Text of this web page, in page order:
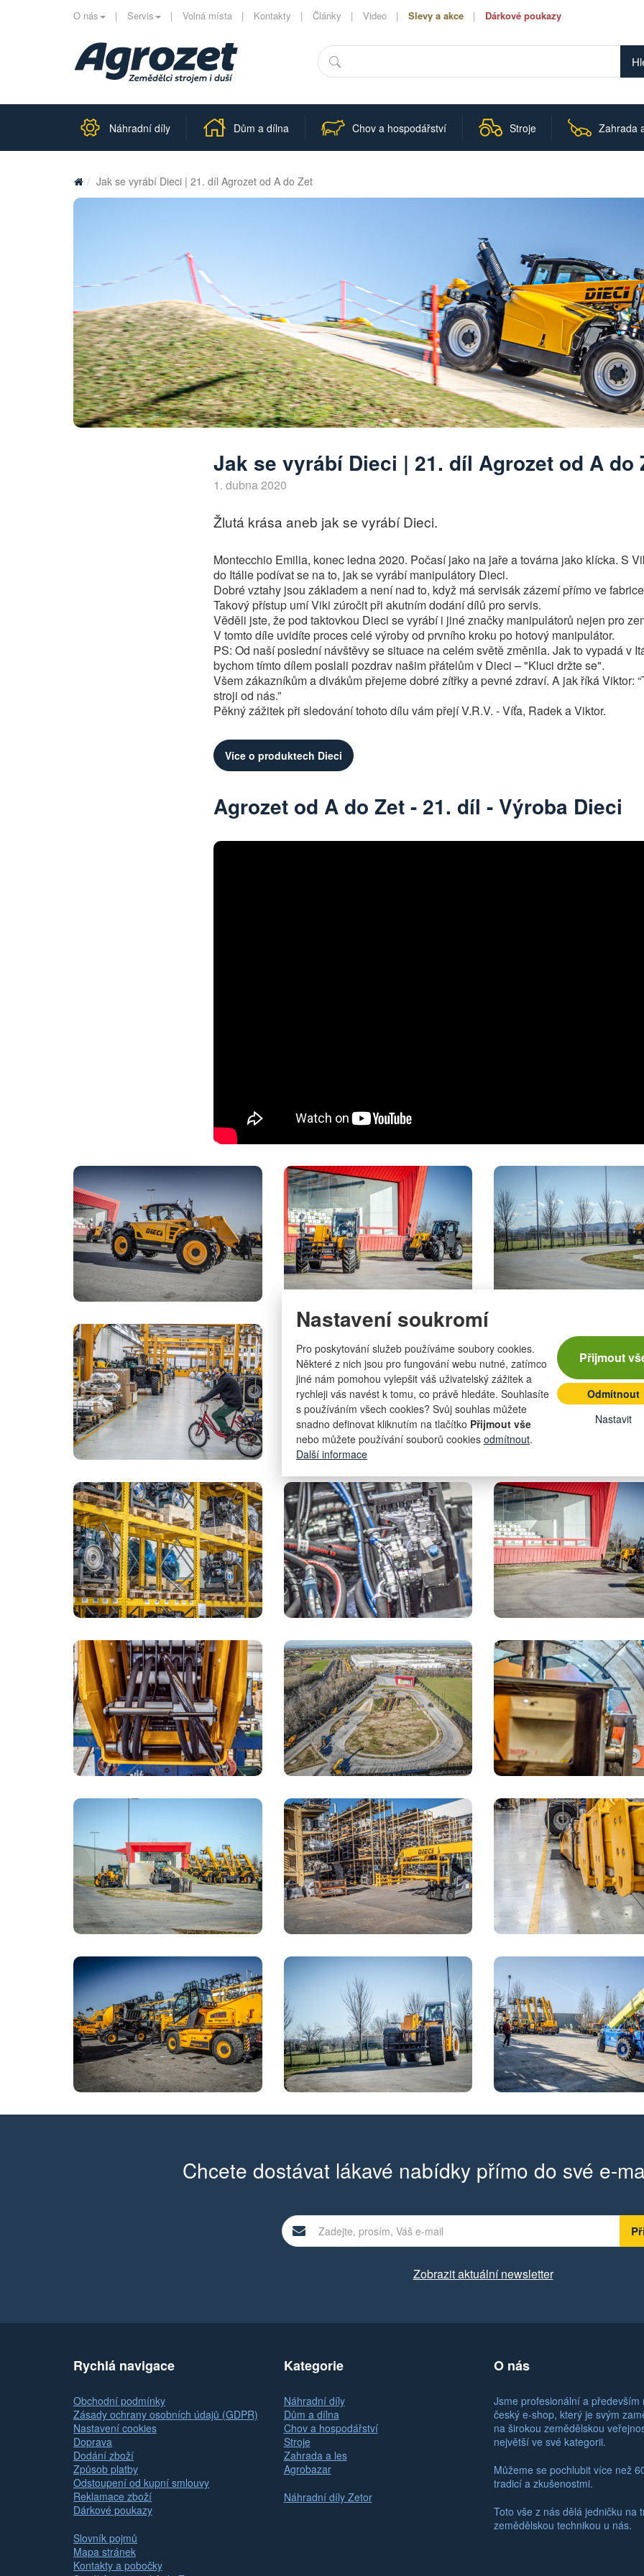
Nastavení soukromí
Pro poskytování služeb používáme soubory cookies.
Některé z nich jsou pro fungování webu nutné, zatímco
jiné nám pomohou vylepšit váš uživatelský zážitek a
rychleji vás navést k tomu, co právě hledáte. Souhlasíte
s používáním všech cookies? Svůj souhlas můžete
snadno definovat kliknutím na tlačítko Přijmout vše
nebo můžete používání souborů cookies odmítnout.
Další informace
Přijmout
Odmítnout
Nastavit
O nás Servis Volná místa Kontakty Články Video Slevy a akce Dárkové poukazy
Hledat
Náhradní díly Dům a dílna Chov a hospodářství Stroje Zahrada
Jak se vyrábí Dieci | 21. díl Agrozet od A do Zet
Jak se vyrábí Dieci | 21. díl Agrozet od A do
1. dubna 2020
Žlutá krása aneb jak se vyrábí Dieci.
Montecchio Emilia, konec ledna 2020. Počasí jako na jaře a továrna jako klícka. S
do Itálie podívat se na to, jak se vyrábí manipulátory Dieci.
Dobré vztahy jsou základem a není nad to, když má servisák zázemí přímo ve
Takový přístup umí Viki zúročit při akutním dodání dílů pro servis.
Věděli jste, že pod taktovkou Dieci se vyrábí i jiné značky manipulátorů nejen pro
V tomto díle uvidíte proces celé výroby od prvního kroku po hotový manipulátor.
PS: Od naší poslední návštěvy se situace na celém světě změnila. Jak to vypadá v
bychom tímto dílem poslali pozdrav našim přátelům v Dieci – "Kluci držte se".
Všem zákazníkům a divákům přejeme dobré zítřky a pevné zdraví. A jak říká Viktor:
stroji od nás.”
Pěkný zážitek při sledování tohoto dílu vám přejí V.R.V. - Víťa, Radek a Viktor.
Více o produktech Dieci
Agrozet od A do Zet - 21. díl - Výroba Dieci
Chcete dostávat lákavé nabídky přímo do své e-
Zobrazit aktuální newsletter
Rychlá navigace
Obchodní podmínky
Zásady ochrany osobních údajů (GDPR)
Nastavení cookies
Doprava
Dodání zboží
Způsob platby
Odstoupení od kupní smlouvy
Reklamace zboží
Dárkové poukazy
Slovník pojmů
Mapa stránek
Kontakty a pobočky
Kategorie
Náhradní díly
Dům a dílna
Chov a hospodářství
Stroje
Zahrada a les
Agrobazar
Náhradní díly Zetor
O nás
Jsme profesionální a především
český e-shop, který je svým
na širokou zemědělskou
největší ve své kategorii.
Můžeme se pochlubit více než
tradicí a zkušenostmi.
Toto vše z nás dělá jedničku na
zemědělskou technikou u nás.